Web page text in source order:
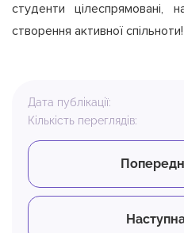
студенти цілеспрямовані,
створення активної спільноти!
Дата публікації:
Кількість переглядів: